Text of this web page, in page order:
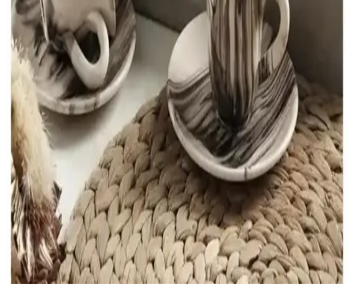
Emsan kahve takımları, çeşitli malzeme ve tasarımlarla mutfak ve
oturma odalarına şıklık katarken, dayanıklı ve fonksiyonel
özellikleriyle öne çıkar. Modern ve klasik seçenekler mevcuttur.
Espresso Bardak Seçiminde Fonksiyonellik ve
Şıklığın Dengesi Nasıl Sağlanır
Espresso bardakları seçiminde malzeme, boyut ve tasarım
özellikleriyle kullanım kolaylığı ve estetik uyum ön planda tutulmalı.
Doğru seçim kahve keyfini artırır.
Şık ve Estetik Kahve Fincanları: Modern Tasarımlar
ve Dekoratif Seçenekler
Modern ve şık kahve fincanları, estetik ve fonksiyonelliği bir arada
sunar. Kaliteli malzemeler ve trend tasarımlarla iç mekan
dekorasyonunuza sıcaklık ve şıklık katın.